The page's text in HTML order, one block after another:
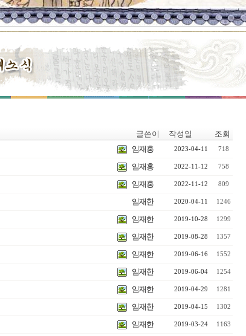
글쓴이 작성일 조회
임재홍 2023-04-11 718
임재홍 2022-11-12 758
임재홍 2022-11-12 809
임재한 2020-04-11 1246
임재한 2019-10-28 1299
임재한 2019-08-28 1357
임재한 2019-06-16 1552
임재한 2019-06-04 1254
임재한 2019-04-29 1281
임재한 2019-04-15 1302
임재한 2019-03-24 1163